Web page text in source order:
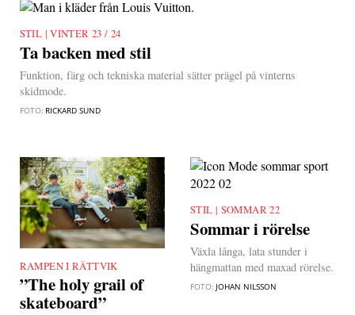
VINTER 23 / 24
Ta backen med stil
Funktion, färg och tekniska material sätter prägel på vinterns
skidmode.
FOTO: RICKARD SUND
RAMPEN I RÄTTVIK
”The holy grail of
skateboard”
SOMMAR 22
Sommar i rörelse
Växla långa, lata stunder i
hängmattan med maxad rörelse.
FOTO: JOHAN NILSSON